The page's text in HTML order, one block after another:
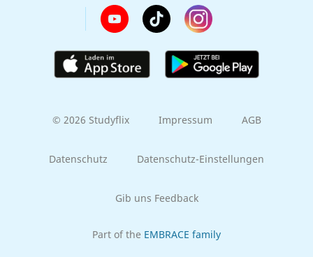
© 2026 Studyflix Impressum AGB
Datenschutz Datenschutz-Einstellungen
Gib uns Feedback
Part of the EMBRACE family